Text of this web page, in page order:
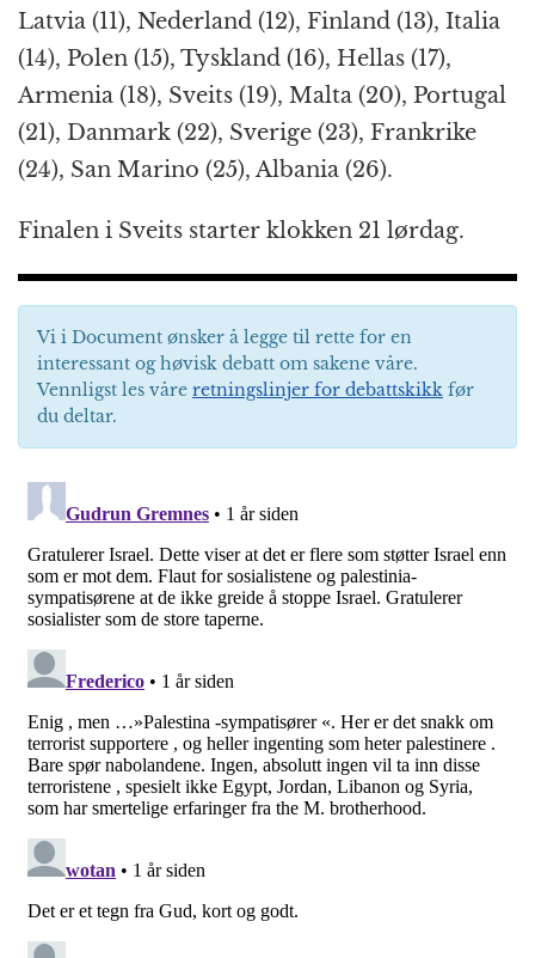
Latvia (11), Nederland (12), Finland (13), Italia
(14), Polen (15), Tyskland (16), Hellas (17),
Armenia (18), Sveits (19), Malta (20), Portugal
(21), Danmark (22), Sverige (23), Frankrike
(24), San Marino (25), Albania (26).
Finalen i Sveits starter klokken 21 lørdag.
Vi i Document ønsker å legge til rette for en
interessant og høvisk debatt om sakene våre.
Vennligst les våre retningslinjer for debattskikk før
du deltar.